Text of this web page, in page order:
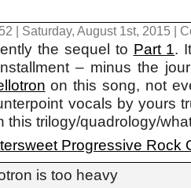
| Saturday, August 1st, 2015 |
the sequel to Part 1.
– minus the
on this song, not
vocals by yours
this trilogy/quadrology/
Progressive Rock
is too heavy